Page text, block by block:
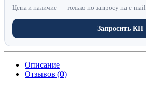
Цена и наличие — только по запросу на e-mail
Запросить КП
Описание
Отзывов (0)